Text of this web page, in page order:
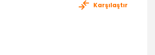
Karşılaştır